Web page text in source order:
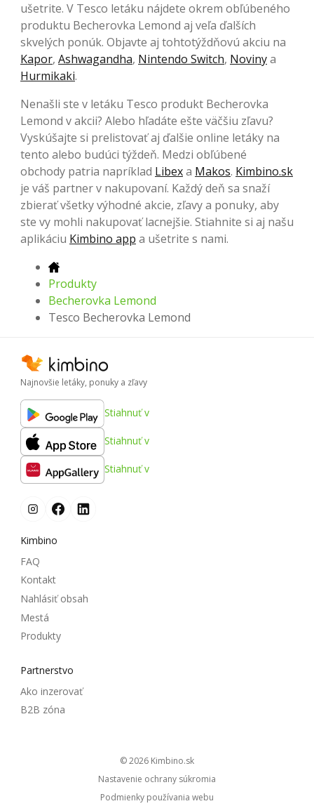
ušetrite. V Tesco letáku nájdete okrem obľúbeného
produktu Becherovka Lemond aj veľa ďalších
skvelých ponúk. Objavte aj tohtotýždňovú akciu na
Kapor, Ashwagandha, Nintendo Switch, Novinya
Hurmikaki.
Nenašli ste v letáku Tesco produkt Becherovka
Lemond v akcii? Alebo hľadáte ešte väčšiu zľavu?
Vyskúšajte si prelistovať aj ďalšie online letáky na
tento alebo budúci týždeň. Medzi obľúbené
obchody patria napríklad Libexa Makos. Kimbino.sk
je váš partner v nakupovaní. Každý deň sa snaží
zbierať všetky výhodné akcie, zľavy a ponuky, aby
ste vy mohli nakupovať lacnejšie. Stiahnite si aj našu
aplikáciu Kimbino app a ušetrite s nami.
Produkty
Becherovka Lemond
Tesco Becherovka Lemond
Najnovšie letáky, ponuky a zľavy
Stiahnuť v
Stiahnuť v
Stiahnuť v
Kimbino
FAQ
Kontakt
Nahlásiť obsah
Mestá
Produkty
Partnerstvo
Ako inzerovať
B2B zóna
© 2026
kimbino.sk
Nastavenie ochrany súkromia
Podmienky používania webu